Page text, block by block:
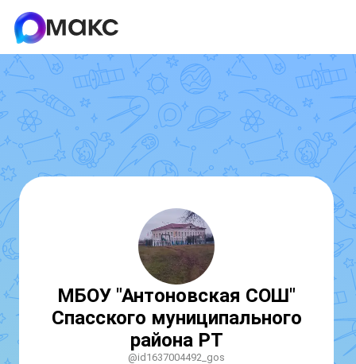
МБОУ "Антоновская СОШ"
Спасского муниципального
района РТ
@id1637004492_gos